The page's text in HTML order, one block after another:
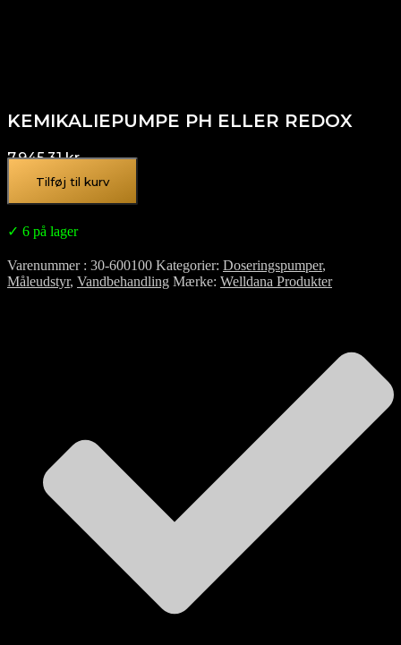
KEMIKALIEPUMPE PH ELLER REDOX
7.945,31kr.
Tilføj til kurv
✓ 6 på lager
Varenummer 30-600100 Kategorier Doseringspumper,
Måleudstyr, Vandbehandling Mærke Welldana Produkter